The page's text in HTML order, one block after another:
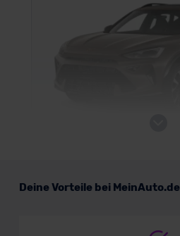
Deine Vorteile bei MeinAuto.de